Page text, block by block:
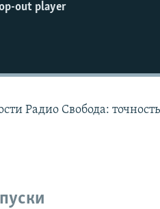
out player
Радио Свобода: